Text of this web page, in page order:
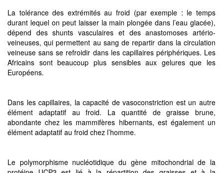
La tolérance des extrémités au froid (par exemple : le temps
durant lequel on peut laisser la main plongée dans l’eau glacée),
dépend des shunts vasculaires et des anastomoses artério-
veineuses, qui permettent au sang de repartir dans la circulation
veineuse sans se refroidir dans les capillaires périphériques. Les
Africains sont beaucoup plus sensibles aux gelures que les
Européens.
Dans les capillaires, la capacité de vasoconstriction est un autre
élément adaptatif au froid. La quantité de graisse brune,
abondante chez les mammifères hibernants, est également un
élément adaptatif au froid chez l’homme.
Le polymorphisme nucléotidique du gène mitochondrial de la